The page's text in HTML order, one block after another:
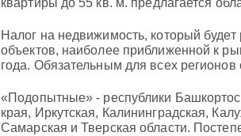
Налог на недвижимость, который
объектов, наиболее приближенной к
года. Обязательным для всех регионов
«Подопытные» - республики
края, Иркутская, Калининградская,
Самарская и Тверская области.